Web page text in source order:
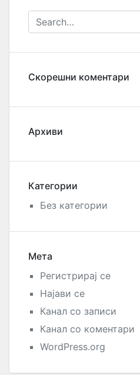
Скорешни коментари
Архиви
Категории
Без категории
Мета
Регистрирај се
Најави се
Канал со записи
Канал со коментари
WordPress.org